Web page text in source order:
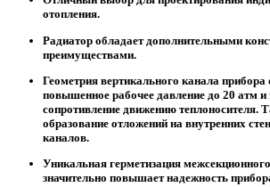
отопления.
Радиатор обладает дополнительными
преимуществами.
Геометрия вертикального канала прибора
повышенное рабочее давление до 20 атм и
сопротивление движению теплоносителя.
образование отложений на внутренних
каналов.
Уникальная герметизация
значительно повышает надежность